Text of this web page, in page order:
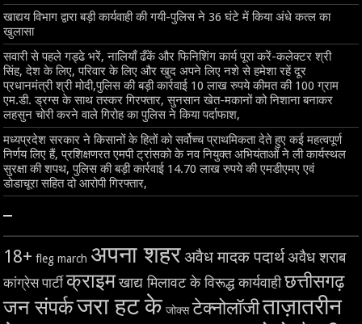
खाद्यय विभाग द्वारा बड़ी कार्यवाही की गयी-पुलिस ने 36 घंटे में किया अंधे कत्ल का
खुलासा
सवारी से पहले गड्ढे भरें, नालियाँ ढँकें और फिनिशिंग कार्य पूरा करें-कलेक्टर श्री
सिंह, देश के लिए, परिवार के लिए और खुद अपने लिए नशे से हमेशा रहें दूर
प्रधानमंत्री श्री मोदी,पुलिस की बड़ी कार्रवाई 10 लाख रुपये कीमत की 100 ग्राम
एम.डी. ड्रग्स के साथ तस्कर गिरफ्तार, सुनसान खेत-मकानों को निशाना बनाकर
लहसुन चोरी करने वाले गिरोह का पुलिस ने किया पर्दाफाश,
मध्यप्रदेश सरकार ने किसानों के हितों को सर्वोच्च प्राथमिकता देते हुए कई महत्वपूर्ण
निर्णय लिए हैं, प्रशिक्षणरत एमपी ट्रांसको के नव नियुक्त अभियंताओं ने ली कार्यस्थल
सुरक्षा की शपथ, पुलिस की बड़ी कार्रवाई 14.70 लाख रुपये की एमडीएमए एवं
डोडाचूरा सहित दो आरोपी गिरफ्तार,
–
18+ fleg march अपना शहरअवैध मादक पदार्थअवैध शराब
कांग्रेस पार्टी क्राइमखाद्य मिलावट के विरूद्ध कार्यवाहीछत्तीसगढ़
जन संपर्कजरा हट के जोक्स टेक्नोलॉजीताज़ातरीन